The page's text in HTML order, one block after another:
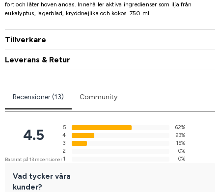
fort och låter hoven andas. Innehåller aktiva ingredienser som ilja från
eukalyptus, lagerblad, kryddnejlika och kokos. 750 ml.
Tillverkare
Leverans & Retur
Recensioner (13) Community
4.5
Baserat på 13 recensioner
5
62%
4
23%
3
15%
2
0%
1
0%
Vad tycker våra
kunder?